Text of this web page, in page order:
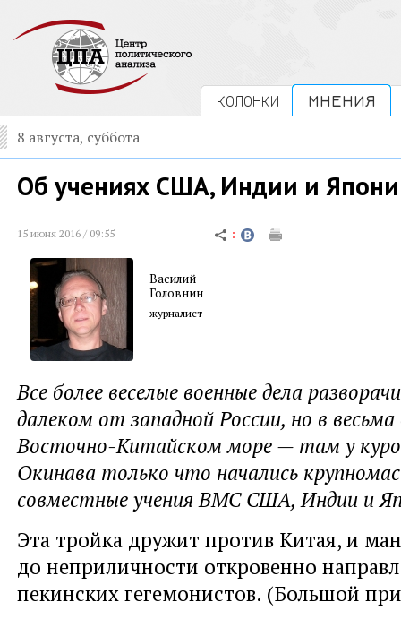
КОЛОНКИ МНЕНИЯ
8 августа, суббота
Об учениях США, Индии и
15 июня 2016 / 09:55
Василий
Головнин
журналист
Все более веселые военные дела
далеком от западной России, но в
Восточно-Китайском море — там у
Окинава только что начались
совместные учения ВМС США, Индии и
Эта тройка дружит против Китая, и
до неприличности откровенно
пекинских гегемонистов. (Большой